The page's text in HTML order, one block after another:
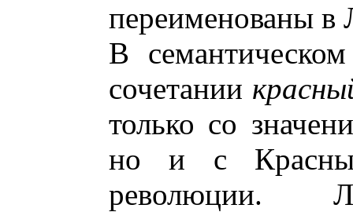
переименованы в
В
сочетании
только со
но и с
революции.